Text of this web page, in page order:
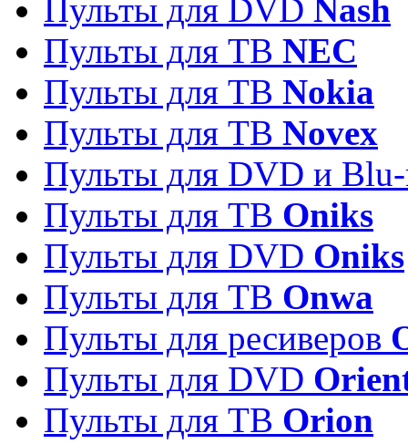
Пульты для DVD Nash
Пульты для ТВ NEC
Пульты для ТВ Nokia
Пульты для ТВ Novex
Пульты для DVD и
Пульты для ТВ Oniks
Пульты для DVD Oniks
Пульты для ТВ Onwa
Пульты для ресиверов
Пульты для DVD
Пульты для ТВ Orion